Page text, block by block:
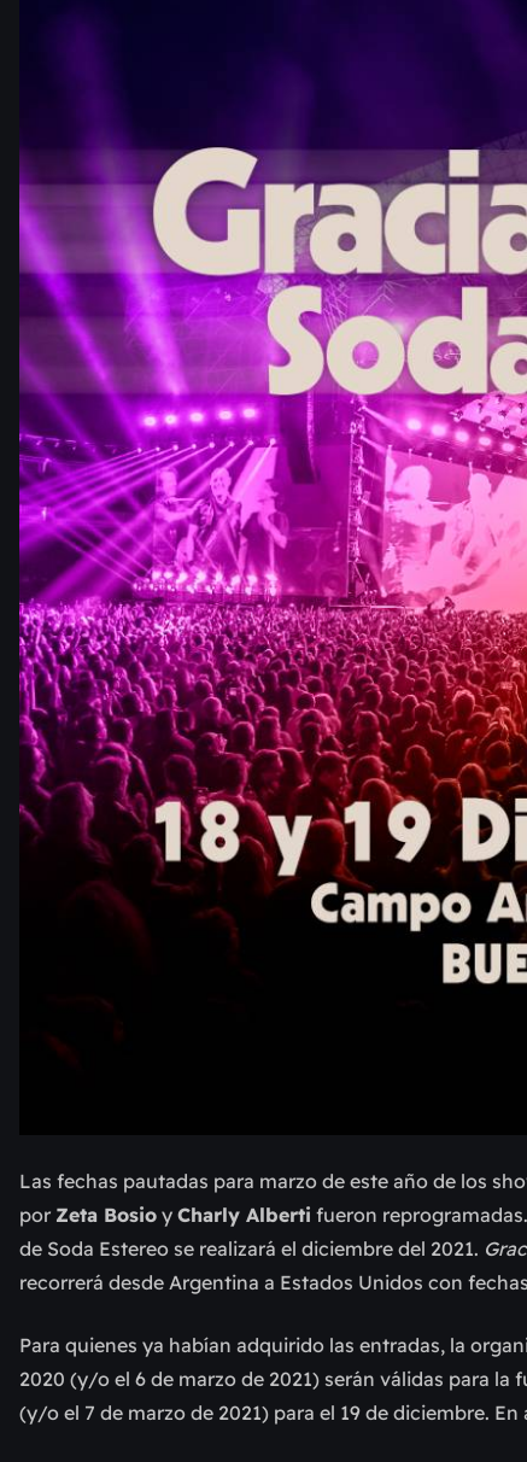
Las fechas pautadas para marzo de este año de los
por Zeta Bosio y Charly Alberti fueron
de Soda Estereo se realizará el diciembre del 2021.
recorrerá desde Argentina a Estados Unidos con
Para quienes ya habían adquirido las entradas, la
2020 (y/o el 6 de marzo de 2021) serán válidas para
(y/o el 7 de marzo de 2021) para el 19 de diciembre.